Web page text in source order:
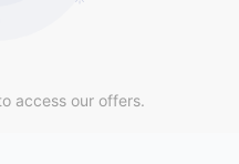
access our offers.